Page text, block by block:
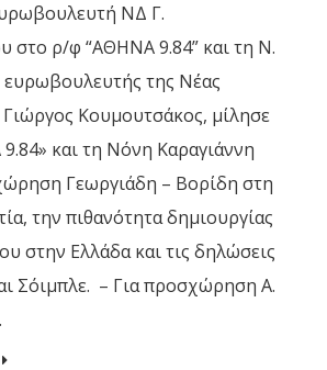
ΝΔ Γ.
στο ρ/φ “ΑΘΗΝΑ 9.84” και τη Ν.
ευρωβουλευτής της Νέας
Κουμουτσάκος, μίλησε
και τη Νόνη Καραγιάννη
Γεωργιάδη – Βορίδη στη
την πιθανότητα δημιουργίας
στην Ελλάδα και τις δηλώσεις
Σόιμπλε. – Για προσχώρηση A.